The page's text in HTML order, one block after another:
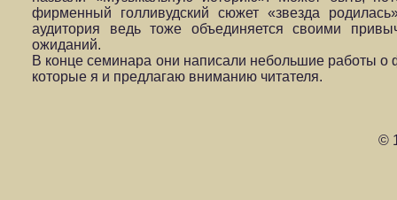
фирменный голливудский сюжет «звезда
аудитория ведь тоже объединяется своими
ожиданий.
В конце семинара они написали небольшие работы о
которые я и предлагаю вниманию читателя.
©